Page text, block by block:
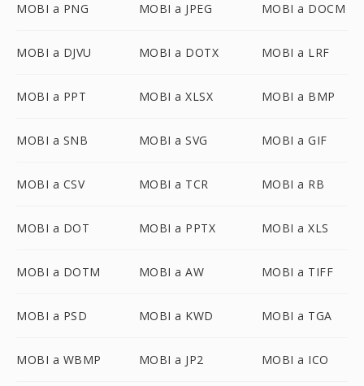
MOBI a PNG MOBI a JPEG MOBI a DOCM
MOBI a DJVU MOBI a DOTX MOBI a LRF
MOBI a PPT MOBI a XLSX MOBI a BMP
MOBI a SNB MOBI a SVG MOBI a GIF
MOBI a CSV MOBI a TCR MOBI a RB
MOBI a DOT MOBI a PPTX MOBI a XLS
MOBI a DOTM MOBI a AW MOBI a TIFF
MOBI a PSD MOBI a KWD MOBI a TGA
MOBI a WBMP MOBI a JP2 MOBI a ICO